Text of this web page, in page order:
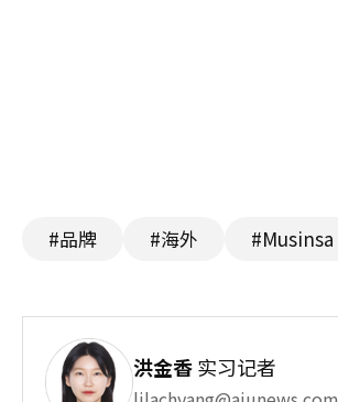
#品牌 #海外 #Musinsa
洪金香实习记者